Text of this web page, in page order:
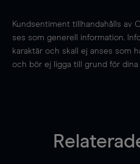
Kundsentiment tillhandahålls av
ses som generell information.
karaktär och skall ej anses som
och bör ej ligga till grund för